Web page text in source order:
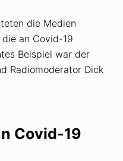
die Medien
an Covid-19
Beispiel war der
Radiomoderator Dick
Covid-19